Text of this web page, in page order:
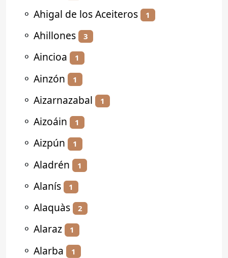
⚬ Ahigal de los Aceiteros 1
⚬ Ahillones 3
⚬ Aincioa 1
⚬ Ainzón 1
⚬ Aizarnazabal 1
⚬ Aizoáin 1
⚬ Aizpún 1
⚬ Aladrén 1
⚬ Alanís 1
⚬ Alaquàs 2
⚬ Alaraz 1
⚬ Alarba 1